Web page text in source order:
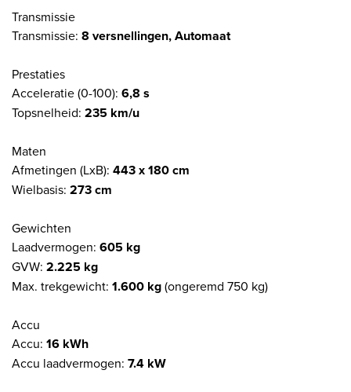
Transmissie
Transmissie: 8 versnellingen, Automaat
Prestaties
Acceleratie (0-100): 6,8 s
Topsnelheid: 235 km/u
Maten
Afmetingen (LxB): 443 x 180 cm
Wielbasis: 273 cm
Gewichten
Laadvermogen: 605 kg
GVW: 2.225 kg
Max. trekgewicht: 1.600 kg(ongeremd 750 kg)
Accu
Accu: 16 kWh
Accu laadvermogen: 7.4 kW